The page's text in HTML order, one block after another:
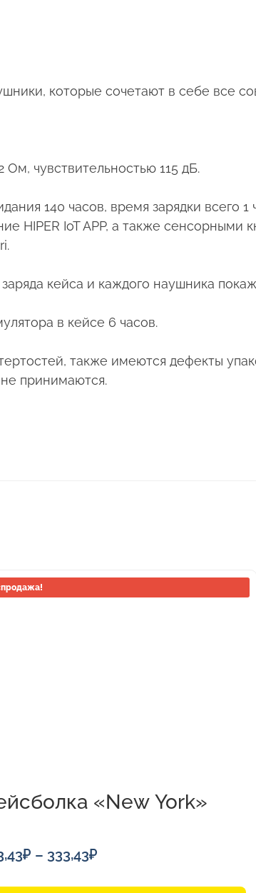
которые сочетают в себе все
чувствительностью 115 дБ.
140 часов, время зарядки всего 1
HIPER IoT APP, а также сенсорными
кейса и каждого наушника
в кейсе 6 часов.
также имеются дефекты
принимаются.
«New York»
₽ – 333,43₽